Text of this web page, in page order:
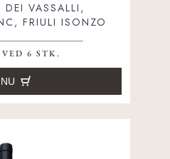
VASSALLI,
FRIULI ISONZO
6 STK.